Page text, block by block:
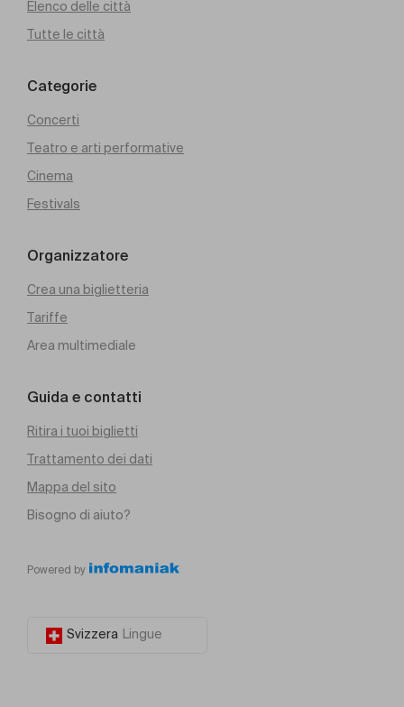
Elenco delle città
Tutte le città
Categorie
Concerti
Teatro e arti performative
Cinema
Festivals
Organizzatore
Crea una biglietteria
Tariffe
Area multimediale
Guida e contatti
Ritira i tuoi biglietti
Trattamento dei dati
Mappa del sito
Bisogno di aiuto?
Powered by
Svizzera Lingue